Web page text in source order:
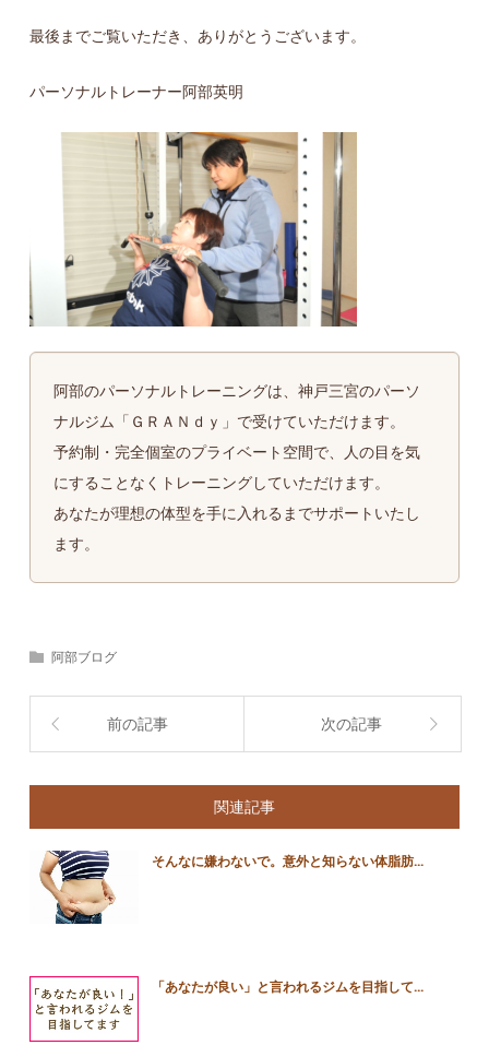
最後までご覧いただき、ありがとうございます。
パーソナルトレーナー阿部英明
阿部のパーソナルトレーニングは、神戸三宮のパーソ
ナルジム「ＧＲＡＮｄｙ」で受けていただけます。
予約制・完全個室のプライベート空間で、人の目を気
にすることなくトレーニングしていただけます。
あなたが理想の体型を手に入れるまでサポートいたし
ます。
阿部ブログ
前の記事 次の記事
関連記事
そんなに嫌わないで。意外と知らない体脂肪...
「あなたが良い」と言われるジムを目指して...